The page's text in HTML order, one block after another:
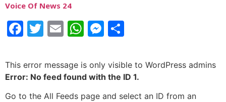
Voice Of News 24
Facebook
Twitter
EmailWhatsApp
Messenger
This error message is only visible to WordPress admins
Error: No feed found with the ID 1.
Go to the All Feeds page and select an ID from an